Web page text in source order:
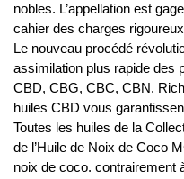
nobles. L’appellation est
cahier des charges
Le nouveau procédé
assimilation plus rapide des
CBD, CBG, CBC, CBN.
huiles CBD vous
Toutes les huiles de la
de l’Huile de Noix de Coco
noix de coco. contrairement